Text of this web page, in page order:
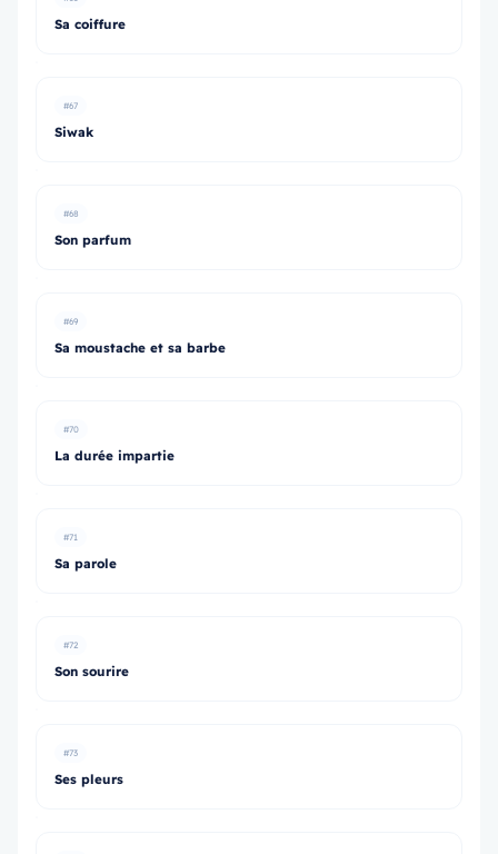
Sa coiffure
#67
Siwak
#68
Son parfum
#69
Sa moustache et sa barbe
#70
La durée impartie
#71
Sa parole
#72
Son sourire
#73
Ses pleurs